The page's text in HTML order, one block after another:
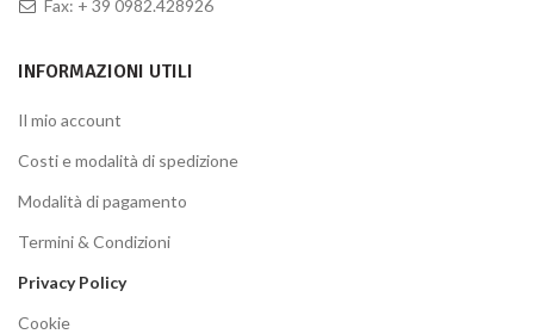
Fax: + 39 0982.428926
INFORMAZIONI UTILI
Il mio account
Costi e modalità di spedizione
Modalità di pagamento
Termini & Condizioni
Privacy Policy
Cookie